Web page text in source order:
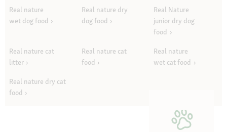
Real nature
wet dog food
Real nature dry
dog food
Real Nature
junior dry dog
food
Real nature cat
litter
Real nature cat
food
Real nature
wet cat food
Real nature dry cat
food